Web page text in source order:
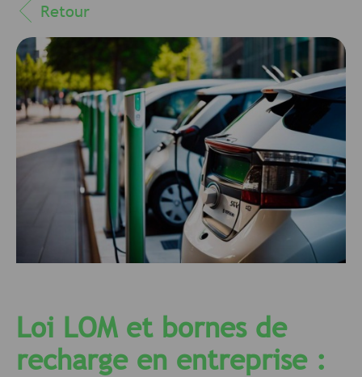
Retour
Loi LOM et bornes de
recharge en entreprise :